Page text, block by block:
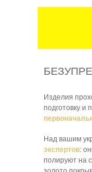
Изделия
подготовку и
Над вашим
экспертов:
полируют на